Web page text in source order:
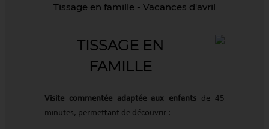
DE
EN
Tissage en famille - Vacances d'avril
TISSAGE EN
FAMILLE
Visite commentée adaptée aux enfants de 45
minutes, permettant de découvrir :